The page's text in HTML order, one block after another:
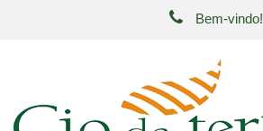
Bem-vindo!